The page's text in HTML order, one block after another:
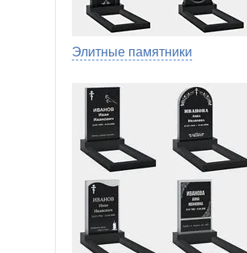
Элитные памятники